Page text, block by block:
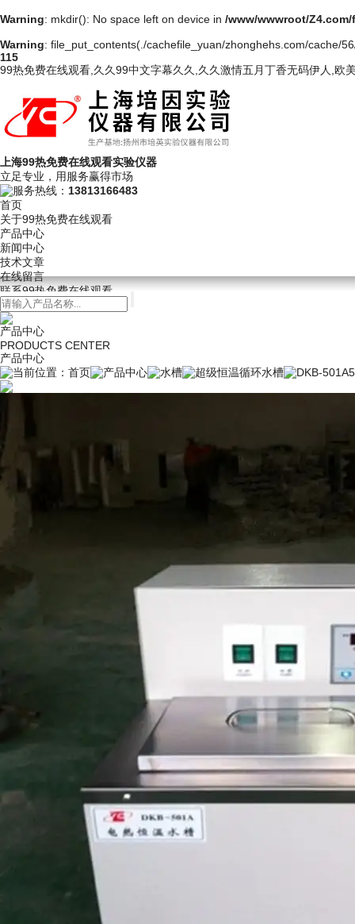
Warning: mkdir(): No space left on device in /www/wwwroot/
Warning: file_put_contents(./cachefile_yuan/zhonghehs.com/cache/
115
99热免费在线观看,久久99中文字幕久久,久久激情五月丁香无码伊人,欧
上海99热免费在线观看实验仪器
立足专业，用服务赢得市场
服务热线： 13813166483
首页
关于99热免费在线观看
产品中心
新闻中心
技术文章
在线留言
联系99热免费在线观看
产品中心
PRODUCTS CENTER
产品中心
当前位置： 首页 产品中心 水槽 超级恒温循环水槽 DKB-